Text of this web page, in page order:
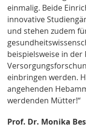
einmalig. Beide
innovative
und stehen zudem
beispielsweise in
einbringen werden.
angehenden
werdenden Mütter!“
Prof. Dr. Monika